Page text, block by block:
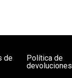
de
Política de
devoluciones